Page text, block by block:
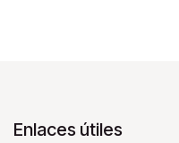
Enlaces útiles